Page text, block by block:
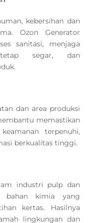
kebersihan dan
Ozon Generator
sanitasi, menjaga
segar, dan
dan area produksi
memastikan
terpenuhi,
berkualitas tinggi.
industri pulp dan
bahan kimia yang
kertas. Hasilnya
lingkungan dan